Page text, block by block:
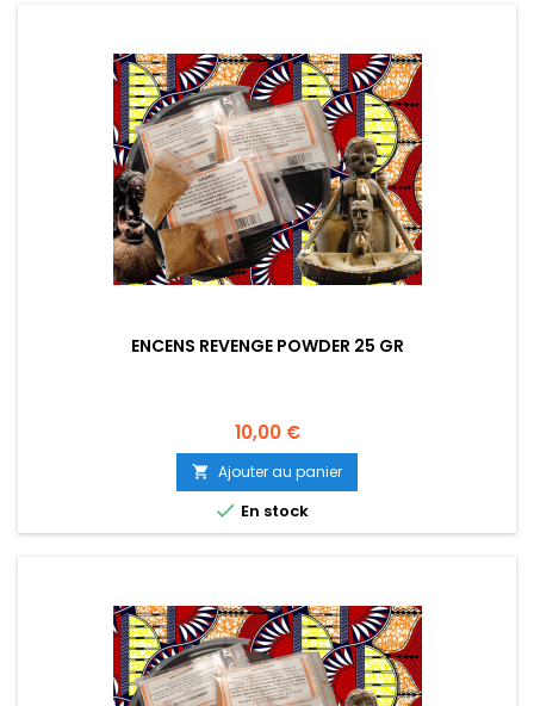
ENCENS REVENGE POWDER 25 GR
Prix
10,00 €
 Ajouter au panier
 En stock